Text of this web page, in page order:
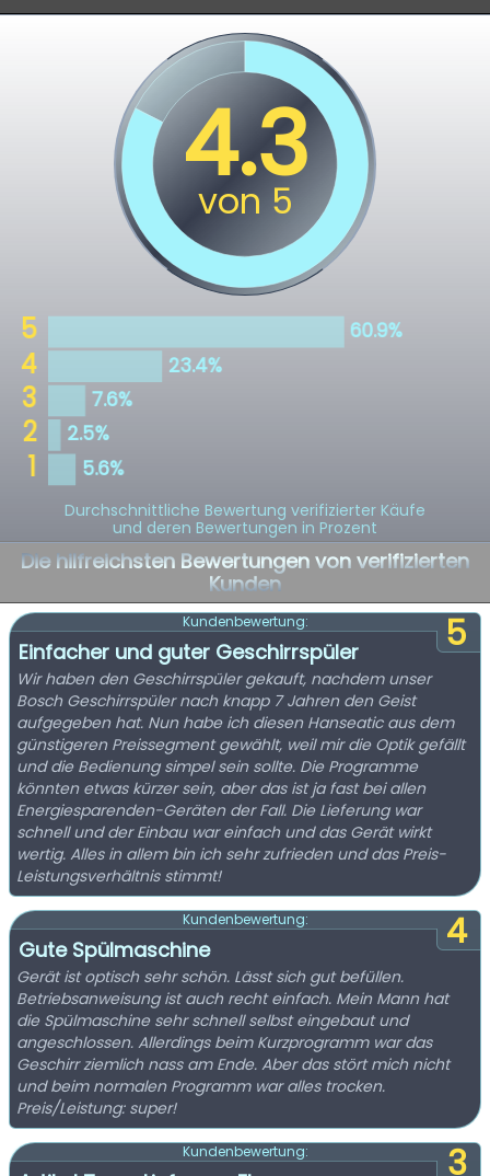
Durchschnittliche Bewertung verifizierter Käufe
und deren Bewertungen in Prozent
Die hilfreichsten Bewertungen von verifizierten
Kunden
5
Kundenbewertung:
Einfacher und guter Geschirrspüler
Wir haben den Geschirrspüler gekauft, nachdem unser
Bosch Geschirrspüler nach knapp 7 Jahren den Geist
aufgegeben hat. Nun habe ich diesen Hanseatic aus dem
günstigeren Preissegment gewählt, weil mir die Optik gefällt
und die Bedienung simpel sein sollte. Die Programme
könnten etwas kürzer sein, aber das ist ja fast bei allen
Energiesparenden-Geräten der Fall. Die Lieferung war
schnell und der Einbau war einfach und das Gerät wirkt
wertig. Alles in allem bin ich sehr zufrieden und das Preis-
Leistungsverhältnis stimmt!
4
Kundenbewertung:
Gute Spülmaschine
Gerät ist optisch sehr schön. Lässt sich gut befüllen.
Betriebsanweisung ist auch recht einfach. Mein Mann hat
die Spülmaschine sehr schnell selbst eingebaut und
angeschlossen. Allerdings beim Kurzprogramm war das
Geschirr ziemlich nass am Ende. Aber das stört mich nicht
und beim normalen Programm war alles trocken.
Preis/Leistung: super!
3
Kundenbewertung: